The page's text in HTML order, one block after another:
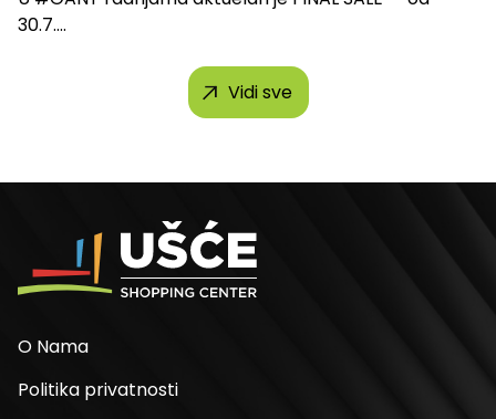
30.7....
Vidi sve
O Nama
Politika privatnosti